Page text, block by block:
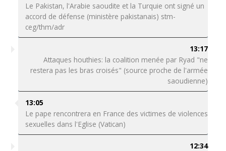
Le Pakistan, l'Arabie saoudite et la Turquie ont signé un
accord de défense (ministère pakistanais) stm-
ceg/thm/adr
13:17
Attaques houthies: la coalition menée par Ryad "ne
restera pas les bras croisés" (source proche de l'armée
saoudienne)
13:05
Le pape rencontrera en France des victimes de violences
sexuelles dans l'Eglise (Vatican)
12:34